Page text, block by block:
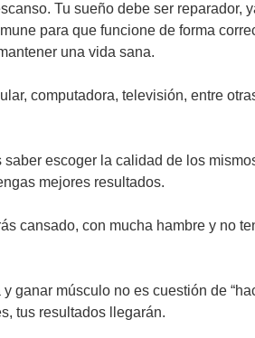
Tu sueño debe ser reparador,
para que funcione de forma
una vida sana.
computadora, televisión, entre
escoger la calidad de los
mejores resultados.
cansado, con mucha hambre y no
músculo no es cuestión de
tus resultados llegarán.